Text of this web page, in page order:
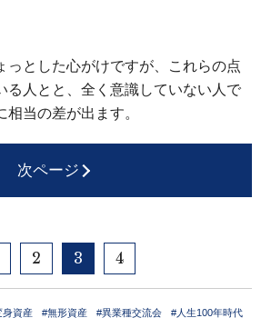
っとした心がけですが、これらの点
る人とと、全く意識していない人で
当の差が出ます。
次ページ
2 3 4
身資産 #無形資産 #異業種交流会 #人生100年時代